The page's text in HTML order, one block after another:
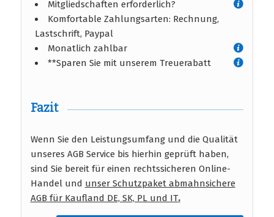
Mitgliedschaften erforderlich?
Komfortable Zahlungsarten: Rechnung,
Lastschrift, Paypal
Monatlich zahlbar
**Sparen Sie mit unserem Treuerabatt
Fazit
Wenn Sie den Leistungsumfang und die Qualität
unseres AGB Service bis hierhin geprüft haben,
sind Sie bereit für einen rechtssicheren Online-
Handel und unser Schutzpaket abmahnsichere
AGB für Kaufland DE, SK, PL und IT.